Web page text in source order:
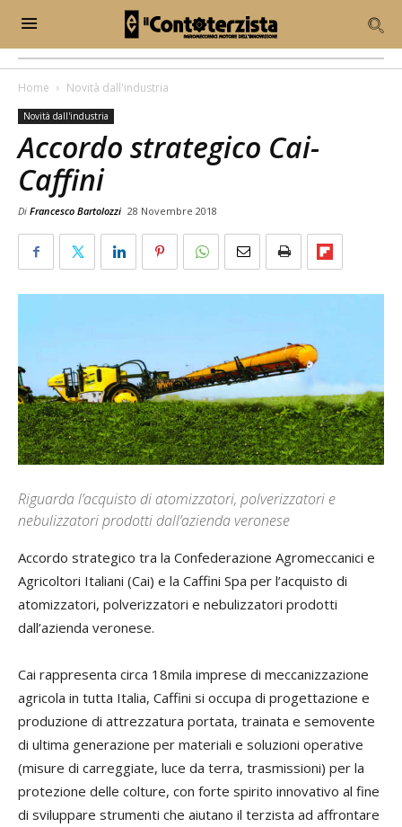
Home Novità dall'industria
Novità dall'industria
Accordo strategico Cai-
Caffini
Di Francesco Bartolozzi 28 Novembre 2018
Riguarda l’acquisto di atomizzatori, polverizzatori e
nebulizzatori prodotti dall’azienda veronese
Accordo strategico tra la Confederazione Agromeccanici e
Agricoltori Italiani (Cai) e la Caffini Spa per l’acquisto di
atomizzatori, polverizzatori e nebulizzatori prodotti
dall’azienda veronese.
Cai rappresenta circa 18mila imprese di meccanizzazione
agricola in tutta Italia, Caffini si occupa di progettazione e
produzione di attrezzatura portata, trainata e semovente
di ultima generazione per materiali e soluzioni operative
(misure di carreggiate, luce da terra, trasmissioni) per la
protezione delle colture, con forte spirito innovativo al fine
di sviluppare strumenti che aiutano il terzista ad affrontare